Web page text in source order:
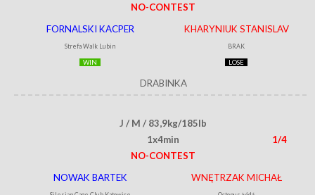
NO-CONTEST
FORNALSKI KACPER
Strefa Walk Lubin
WIN
KHARYNIUK STANISLAV
BRAK
LOSE
DRABINKA
J / M / 83,9kg/185lb
1x4min
1/4
NO-CONTEST
NOWAK BARTEK
WNĘTRZAK MICHAŁ